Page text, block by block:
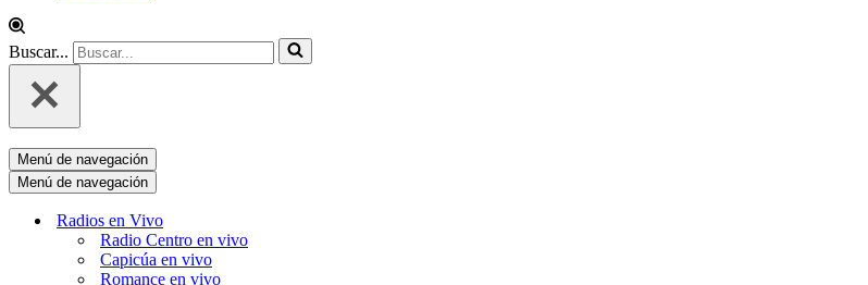
Buscar...
Menú de navegación
Menú de navegación
Radios en Vivo
Radio Centro en vivo
Capicúa en vivo
Romance en vivo